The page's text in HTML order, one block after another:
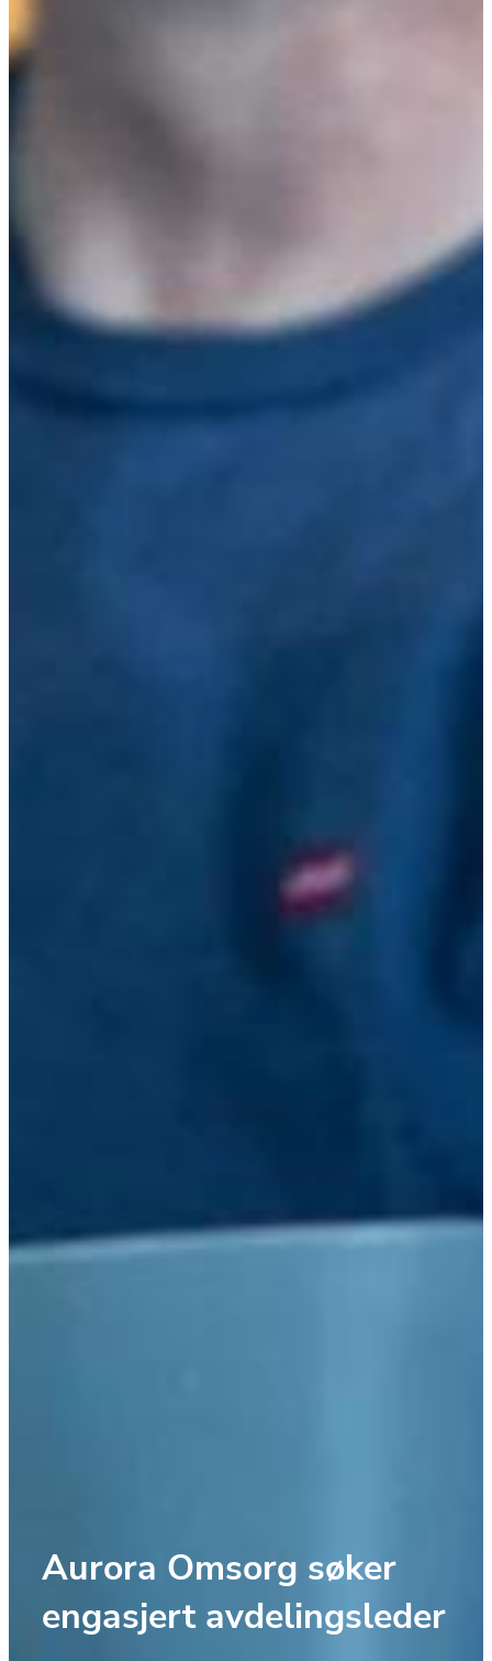
Aurora Omsorg søker
engasjert avdelingsleder